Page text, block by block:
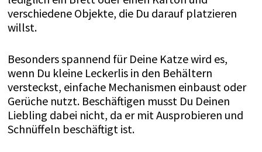
verschiedene Objekte, die Du darauf platzieren
willst.
Besonders spannend für Deine Katze wird es,
wenn Du kleine Leckerlis in den Behältern
versteckst, einfache Mechanismen einbaust oder
Gerüche nutzt. Beschäftigen musst Du Deinen
Liebling dabei nicht, da er mit Ausprobieren und
Schnüffeln beschäftigt ist.